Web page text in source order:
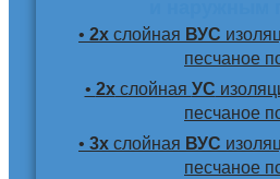
• 2х слойная ВУС
песчаное
• 2хслойная УС
песчаное
• 3х слойная ВУС
песчаное